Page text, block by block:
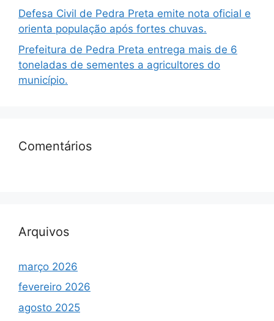
Defesa Civil de Pedra Preta emite nota oficial e
orienta população após fortes chuvas.
Prefeitura de Pedra Preta entrega mais de 6
toneladas de sementes a agricultores do
município.
Comentários
Arquivos
março 2026
fevereiro 2026
agosto 2025